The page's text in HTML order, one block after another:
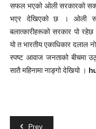
सफल भएको ओली सरकारको
भएर देखिएको छ । ओली
बलात्कारीहरूको सरकार पो
यो त भारतीय एकाधिकार दलाल
स्पष्ट आवाज जनताको बीचमा
सातै महिनामा नाङ्गो देखियो ।
Prev